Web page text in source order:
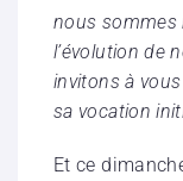
nous sommes
l’évolution de
invitons à
sa vocation
Et ce